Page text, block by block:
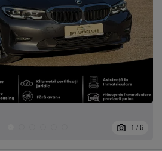
1 / 6